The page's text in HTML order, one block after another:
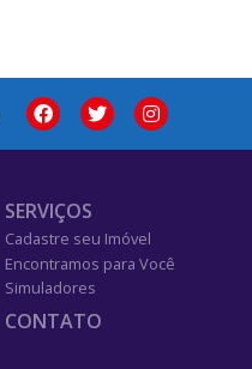
SERVIÇOS
Cadastre seu Imóvel
Encontramos para Você
Simuladores
CONTATO